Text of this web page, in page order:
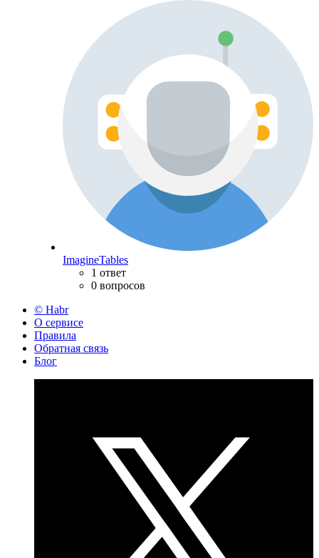
ImagineTables
1 ответ
0 вопросов
© Habr
О сервисе
Правила
Обратная связь
Блог